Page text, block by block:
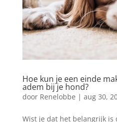
Hoe kun je een einde
adem bij je hond?
door Renelobbe | aug 30,
Wist je dat het belangrijk is